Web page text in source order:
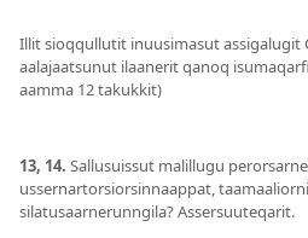
Illit sioqqullutit inuusimasut assigalugit
aalajaatsunut ilaanerit qanoq
aamma 12 takukkit)
13, 14. Sallusuissut malillugu
ussernartorsiorsinnaappat,
silatusaarnerunngila? Assersuuteqarit.